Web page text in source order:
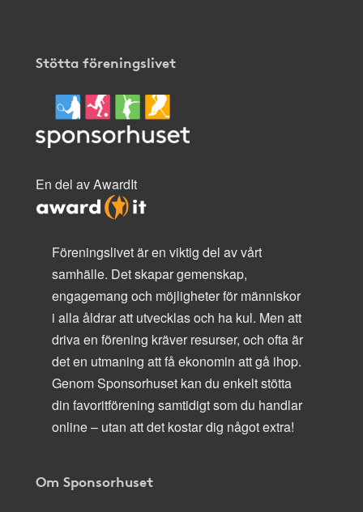
Stötta föreningslivet
En del av AwardIt
Föreningslivet är en viktig del av vårt
samhälle. Det skapar gemenskap,
engagemang och möjligheter för människor
i alla åldrar att utvecklas och ha kul. Men att
driva en förening kräver resurser, och ofta är
det en utmaning att få ekonomin att gå ihop.
Genom Sponsorhuset kan du enkelt stötta
din favoritförening samtidigt som du handlar
online – utan att det kostar dig något extra!
Om Sponsorhuset